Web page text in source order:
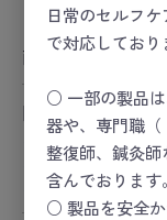
日常のセルフ
で対応しており
○ 一部の製品
器や、専門職
整復師、鍼灸
含んでおります。
○ 製品を安全
ー 価格は会員の
商品コード：27-
関連カテゴリ
スポーツセーフテ
スポーツセーフ
スポーツセーフテ